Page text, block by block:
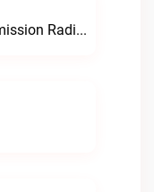
For all your dance music & club culture infoData Transmission Radio live